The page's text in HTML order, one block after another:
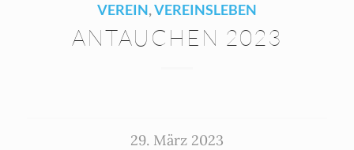
VEREIN,VEREINSLEBEN
ANTAUCHEN 2023
29. März 2023